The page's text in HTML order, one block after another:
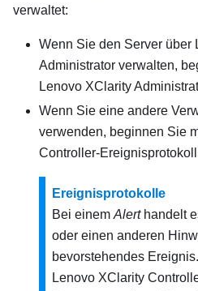
verwaltet:
Wenn Sie den Server über
Administrator verwalten,
Lenovo XClarity
Wenn Sie eine andere
verwenden, beginnen Sie
Controller-
Ereignisprotokolle
Bei einem Alerthandelt
oder einen anderen
bevorstehendes
Lenovo XClarity